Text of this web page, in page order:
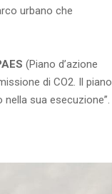
urbano che
(Piano d’azione
di CO2. Il piano
sua esecuzione”.